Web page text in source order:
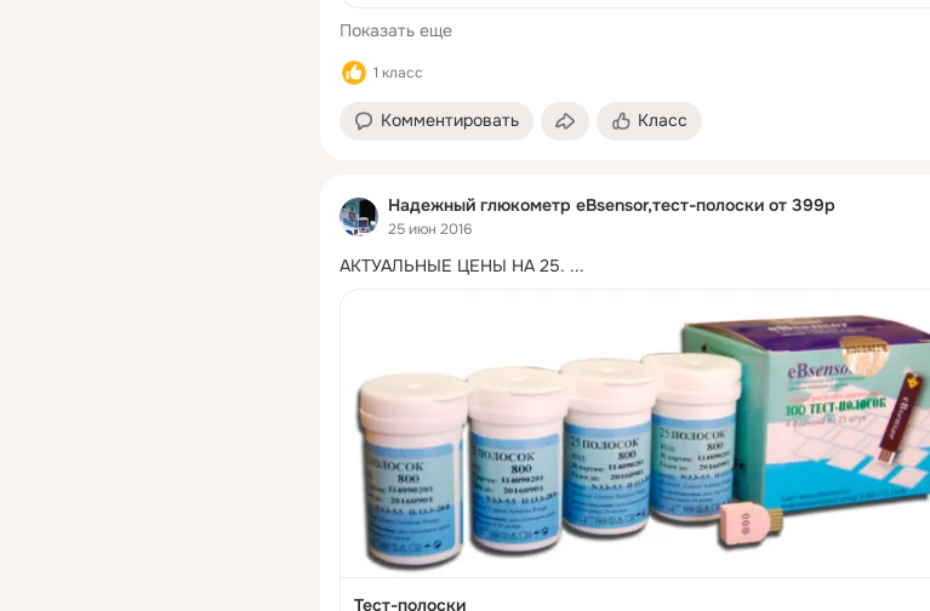
Показать еще
1 класс
Комментировать Класс
Надежный глюкометр eBsensor,тест-полоски от 399р
25 июн 2016
АКТУАЛЬНЫЕ ЦЕНЫ НА 25. ...
Тест-полоски